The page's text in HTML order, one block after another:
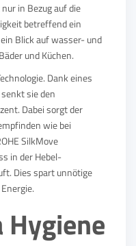
in Bezug auf die
betreffend ein
Blick auf wasser- und
und Küchen.
Dank eines
sie den
Dabei sorgt der
wie bei
SilkMove
in der Hebel-
Dies spart unnötige